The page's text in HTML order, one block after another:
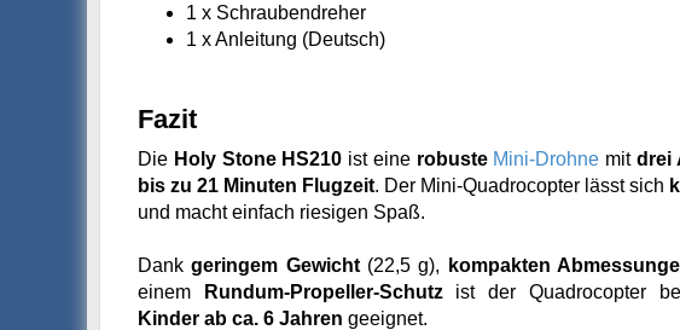
1 x Schraubendreher
1 x Anleitung (Deutsch)
Fazit
Die Holy Stone HS210 ist eine robuste Mini-Drohne mit drei
bis zu 21 Minuten Flugzeit. Der Mini-Quadrocopter lässt sich
und macht einfach riesigen Spaß.
Dankgeringem Gewicht(22,5 g), kompakten
einem
Rundum-Propeller-Schutzist der Quadrocopter
Kinder ab ca. 6 Jahren geeignet.